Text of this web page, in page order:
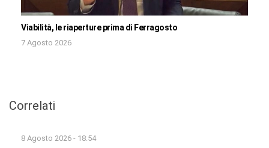
Viabilità, le riaperture prima di Ferragosto
7 Agosto 2026
Correlati
8 Agosto 2026 - 18:54